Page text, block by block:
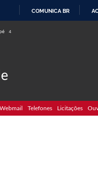
COMUNICA BR
4
Webmail Telefones Licitações